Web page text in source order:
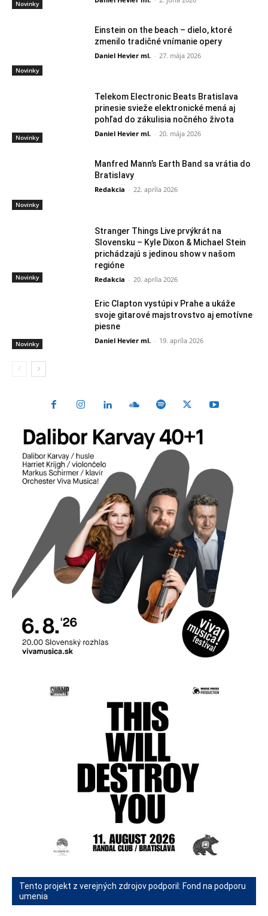
Novinky
Novinky
Einstein on the beach – dielo, ktoré
zmenilo tradičné vnímanie opery
Daniel Hevier ml. - 27. mája 2026
Novinky
Telekom Electronic Beats Bratislava
prinesie svieže elektronické mená aj
pohľad do zákulisia nočného života
Daniel Hevier ml. - 20. mája 2026
Novinky
Manfred Mann’s Earth Band sa vrátia do
Bratislavy
Redakcia - 22. apríla 2026
Novinky
Stranger Things Live prvýkrát na
Slovensku – Kyle Dixon & Michael Stein
prichádzajú s jedinou show v našom
regióne
Redakcia - 20. apríla 2026
Novinky
Eric Clapton vystúpi v Prahe a ukáže
svoje gitarové majstrovstvo aj emotívne
piesne
Daniel Hevier ml. - 19. apríla 2026
Tento projekt z verejných zdrojov podporil: Fond na podporu
umenia